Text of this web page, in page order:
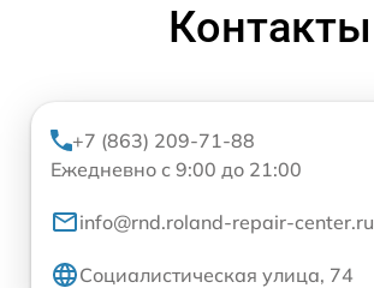
Контакты
+7 (863) 209-71-88
Ежедневно с 9:00 до 21:00
info@rnd.roland-repair-center.ru
Социалистическая улица, 74